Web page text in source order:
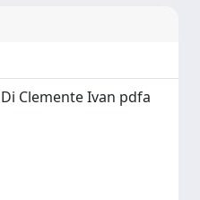
Clemente Ivan pdfa